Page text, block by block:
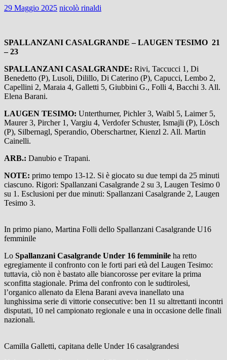
29 Maggio 2025 nicolò rinaldi
SPALLANZANI CASALGRANDE – LAUGEN TESIMO 21
– 23
SPALLANZANI CASALGRANDE: Rivi, Taccucci 1, Di
Benedetto (P), Lusoli, Dilillo, Di Caterino (P), Capucci, Lembo 2,
Capellini 2, Maraia 4, Galletti 5, Giubbini G., Folli 4, Bacchi 3. All.
Elena Barani.
LAUGEN TESIMO: Unterthurner, Pichler 3, Waibl 5, Laimer 5,
Maurer 3, Pircher 1, Vargiu 4, Verdofer Schuster, Ismajli (P), Lösch
(P), Silbernagl, Sperandio, Oberschartner, Kienzl 2. All. Martin
Cainelli.
ARB.: Danubio e Trapani.
NOTE: primo tempo 13-12. Si è giocato su due tempi da 25 minuti
ciascuno. Rigori: Spallanzani Casalgrande 2 su 3, Laugen Tesimo 0
su 1. Esclusioni per due minuti: Spallanzani Casalgrande 2, Laugen
Tesimo 3.
In primo piano, Martina Folli dello Spallanzani Casalgrande U16
femminile
Lo Spallanzani Casalgrande Under 16 femminile ha retto
egregiamente il confronto con le forti pari età del Laugen Tesimo:
tuttavia, ciò non è bastato alle biancorosse per evitare la prima
sconfitta stagionale. Prima del confronto con le sudtirolesi,
l’organico allenato da Elena Barani aveva inanellato una
lunghissima serie di vittorie consecutive: ben 11 su altrettanti incontri
disputati, 10 nel campionato regionale e una in occasione delle finali
nazionali.
Camilla Galletti, capitana delle Under 16 casalgrandesi